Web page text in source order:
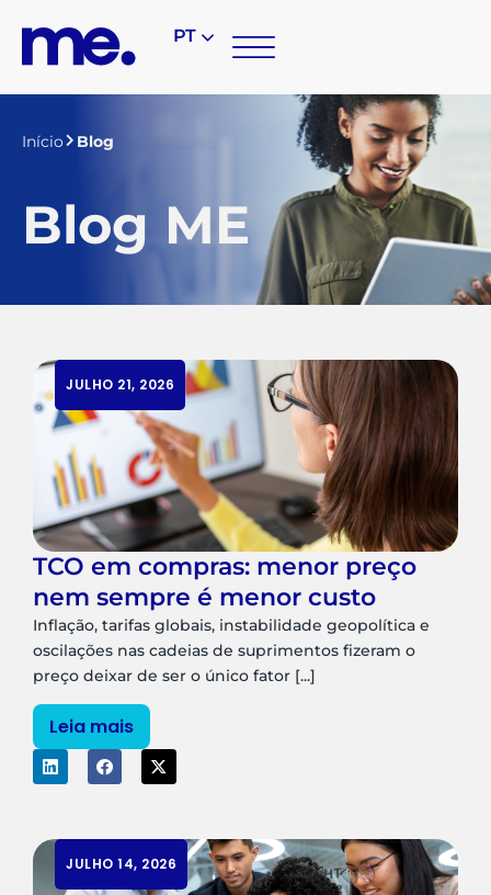
PT
Início Blog
Blog ME
JULHO 21, 2026
TCO em compras: menor preço
nem sempre é menor custo
Inflação, tarifas globais, instabilidade geopolítica e
oscilações nas cadeias de suprimentos fizeram o
preço deixar de ser o único fator [...]
Leia mais
JULHO 14, 2026